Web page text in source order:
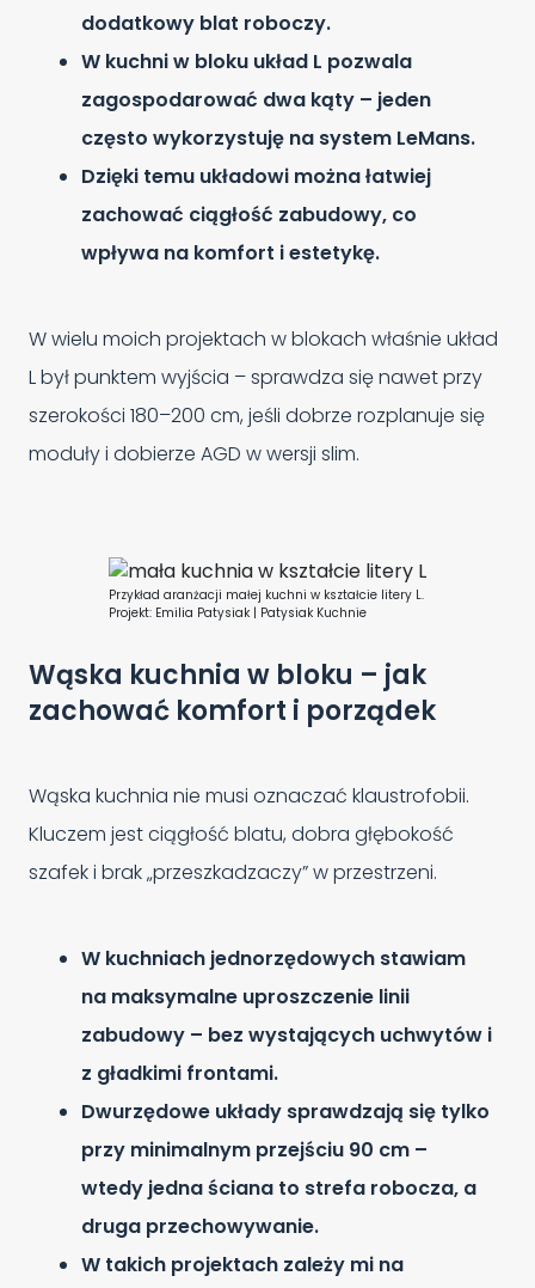
dodatkowy blat roboczy.
W kuchni w bloku układ L pozwala
zagospodarować dwa kąty – jeden
często wykorzystuję na system LeMans.
Dzięki temu układowi można łatwiej
zachować ciągłość zabudowy, co
wpływa na komfort i estetykę.
W wielu moich projektach w blokach właśnie układ
L był punktem wyjścia – sprawdza się nawet przy
szerokości 180–200 cm, jeśli dobrze rozplanuje się
moduły i dobierze AGD w wersji slim.
Przykład aranżacji małej kuchni w kształcie litery L.
Projekt: Emilia Patysiak | Patysiak Kuchnie
Wąska kuchnia w bloku – jak
zachować komfort i porządek
Wąska kuchnia nie musi oznaczać klaustrofobii.
Kluczem jest ciągłość blatu, dobra głębokość
szafek i brak „przeszkadzaczy” w przestrzeni.
W kuchniach jednorzędowych stawiam
na maksymalne uproszczenie linii
zabudowy – bez wystających uchwytów i
z gładkimi frontami.
Dwurzędowe układy sprawdzają się tylko
przy minimalnym przejściu 90 cm –
wtedy jedna ściana to strefa robocza, a
druga przechowywanie.
W takich projektach zależy mi na